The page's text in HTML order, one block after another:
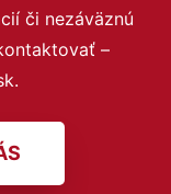
či nezáväznú
–